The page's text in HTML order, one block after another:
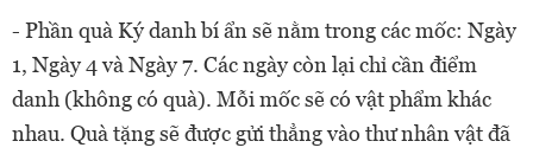
- Phần quà Ký danh bí ẩn sẽ nằm trong các mốc: Ngày
1, Ngày 4 và Ngày 7. Các ngày còn lại chỉ cần điểm
danh (không có quà). Mỗi mốc sẽ có vật phẩm khác
nhau. Quà tặng sẽ được gửi thẳng vào thư nhân vật đã